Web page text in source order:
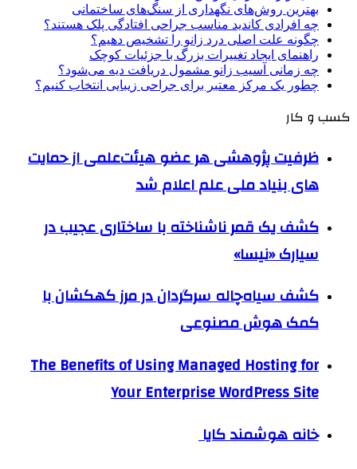
بهترین روش‌های نگهداری از سنگ‌های ساختمانی
چه افرادی کاندید مناسب جراحی افتادگی پلک هستند؟
چگونه علت اصلی درد زانو را تشخیص دهیم؟
راهنمای ایجاد تغییرات بزرگ با جزئیات کوچک
چه زمانی آسیب زانو مشمول دریافت دیه می‌شود؟
چطور یک مرکز معتبر برای جراحی زیبایی انتخاب کنیم؟
کسب و کار
ظرفیت پژوهشی هر عضو هیئت‌علمی از حمایت
های بنیاد ملی علم اعلام شد
کشف یک قمر ناشناخته با ساختاری عجیب در
سیارک «نیسا»
کشف سیاه‌چاله سرگردان در مرز کهکشان با
کمک هوش مصنوعی
The Benefits of Using Managed Hosting for
Your Enterprise WordPress Site
خانه هوشمند کایا